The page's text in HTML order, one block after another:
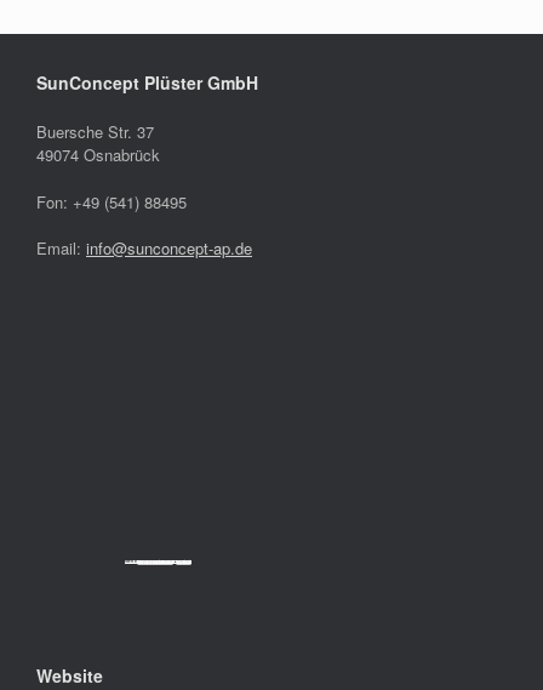
SunConcept Plüster GmbH
Buersche Str. 37
49074 Osnabrück
Fon: +49 (541) 88495
Email: info@sunconcept-ap.de
Powered by &cheap tickets
Website